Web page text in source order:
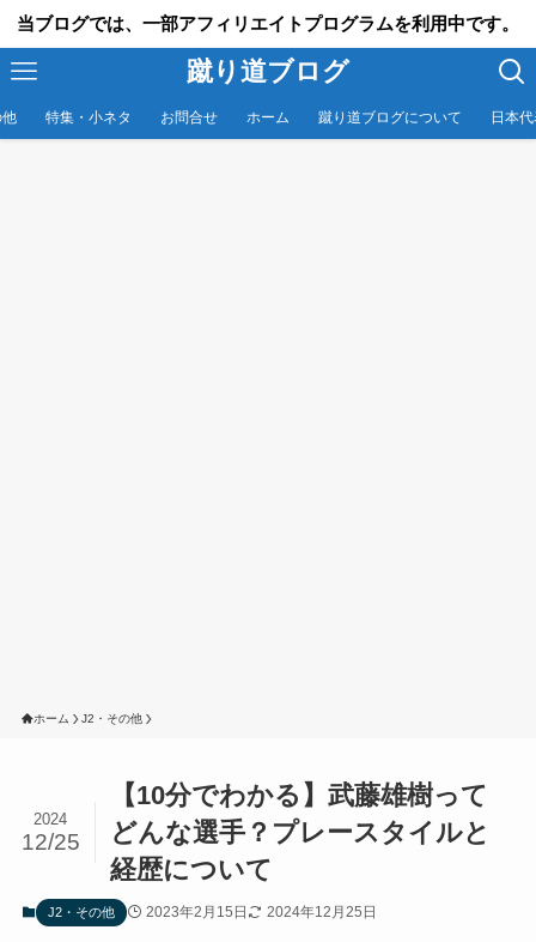
当ブログでは、一部アフィリエイトプログラムを利用中です。
蹴り道ブログ
特集・小ネタ お問合せ ホーム 蹴り道ブログについて 日本
ホーム J2・その他
【10分でわかる】武藤雄樹って
どんな選手？プレースタイルと
経歴について
2024
12/25
J2・その他 2023年2月15日 2024年12月25日